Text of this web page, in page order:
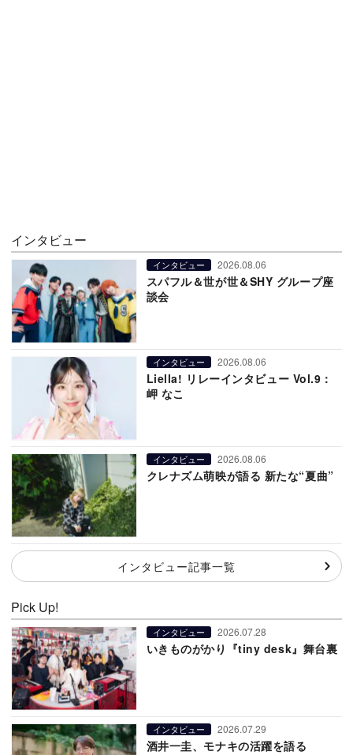
インタビュー
インタビュー 2026.08.06
スパフル＆世が世＆SHY グループ座
談会
インタビュー 2026.08.06
Liella! リレーインタビュー Vol.9：
岬 なこ
インタビュー 2026.08.06
クレナズム萌映が語る 新たな“夏曲”
インタビュー記事一覧
Pick Up!
インタビュー 2026.07.28
いきものがかり『tiny desk』舞台裏
インタビュー 2026.07.29
酒井一圭、モナキの活躍を語る